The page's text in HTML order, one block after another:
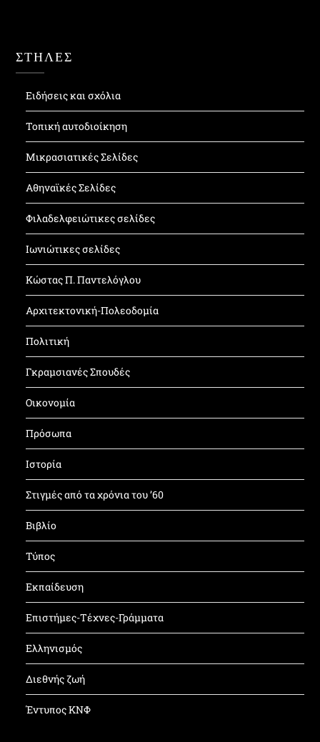
ΣΤΗΛΕΣ
Ειδήσεις και σχόλια
Τοπική αυτοδιοίκηση
Μικρασιατικές Σελίδες
Αθηναϊκές Σελίδες
Φιλαδελφειώτικες σελίδες
Ιωνιώτικες σελίδες
Κώστας Π. Παντελόγλου
Αρχιτεκτονική-Πολεοδομία
Πολιτική
Γκραμσιανές Σπουδές
Οικονομία
Πρόσωπα
Ιστορία
Στιγμές από τα χρόνια του ’60
Βιβλίο
Τύπος
Εκπαίδευση
Επιστήμες-Τέχνες-Γράμματα
Ελληνισμός
Διεθνής ζωή
Έντυπος ΚΝΦ